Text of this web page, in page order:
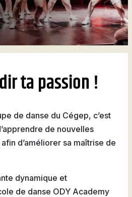
aux
nous
ta passion !
de danse du Cégep, c’est
de nouvelles
d’améliorer sa maîtrise de
dynamique et
de danse ODY Academy